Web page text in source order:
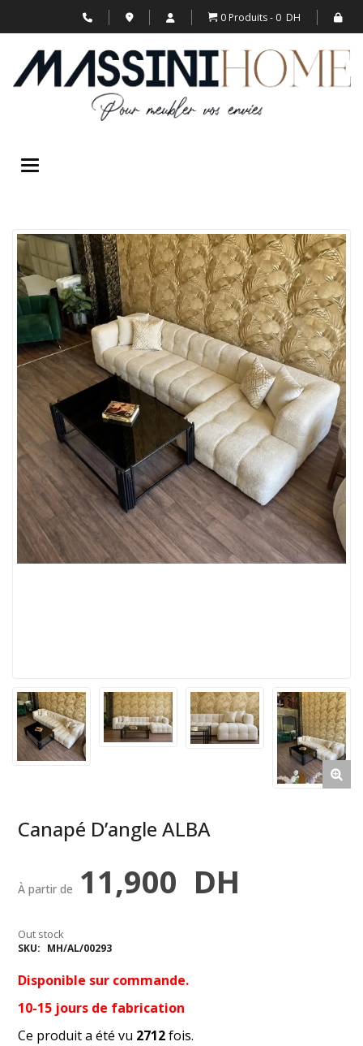
0 Produits 0 DH
Toggle navigation
Canapé D’angle ALBA
À partir de 11,900 DH
Out stock
SKU: MH/AL/00293
Disponible sur commande.
10-15 jours de fabrication
Ce produit a été vu 2712fois.